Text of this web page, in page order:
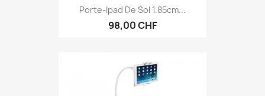
Porte-Ipad De Sol 1.85cm...
98,00 CHF